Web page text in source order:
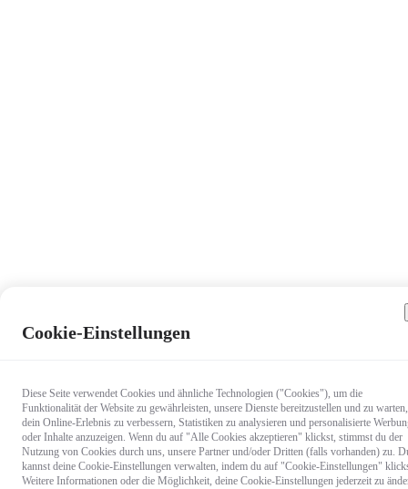
Cookie-Einstellungen
Diese Seite verwendet Cookies und ähnliche Technologien ("Cookies"), um die
Funktionalität der Website zu gewährleisten, unsere Dienste bereitzustellen und zu warten,
dein Online-Erlebnis zu verbessern, Statistiken zu analysieren und personalisierte
oder Inhalte anzuzeigen. Wenn du auf "Alle Cookies akzeptieren" klickst, stimmst du der
Nutzung von Cookies durch uns, unsere Partner und/oder Dritten (falls vorhanden) zu.
kannst deine Cookie-Einstellungen verwalten, indem du auf "Cookie-Einstellungen"
Weitere Informationen oder die Möglichkeit, deine Cookie-Einstellungen jederzeit zu